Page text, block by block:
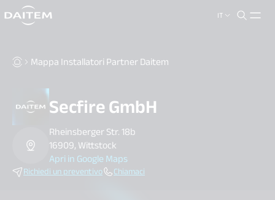
IT
search.label
Mappa Installatori Partner Daitem
Secfire GmbH
Rheinsberger Str. 18b
16909, Wittstock
Apri in Google Maps
Richiedi un preventivo Chiamaci